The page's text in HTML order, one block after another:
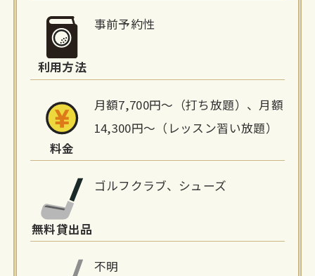
報 利用方法
事前予約性
料金
月額7,700円～（打ち放題）、月額
14,300円～（レッスン習い放題）
無料貸出品
ゴルフクラブ、シューズ
不明